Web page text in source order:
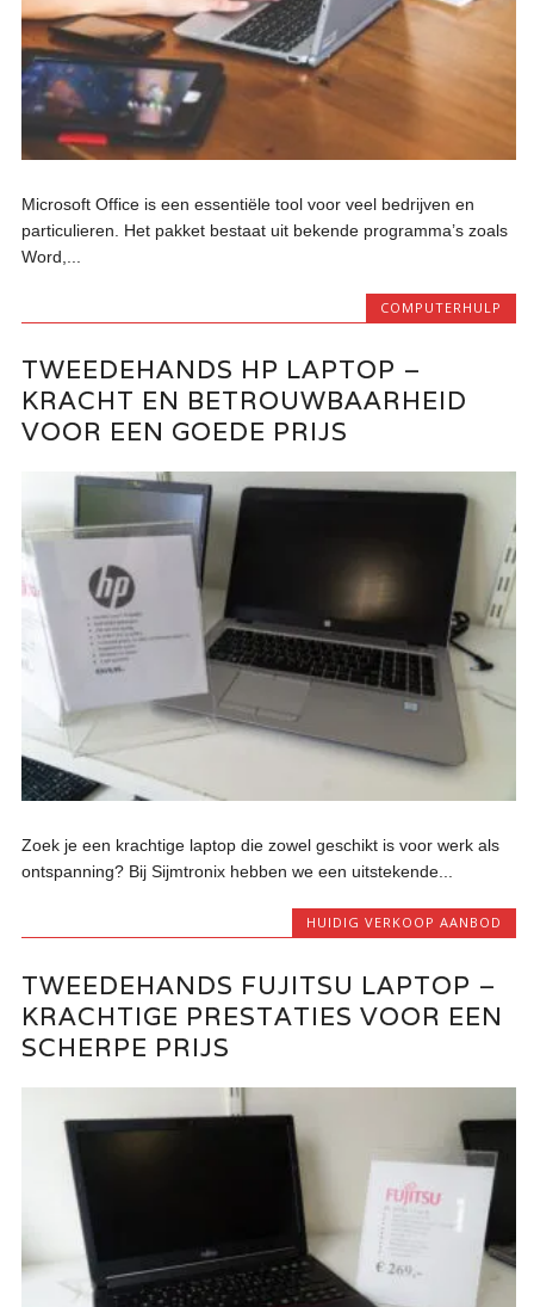
Microsoft Office is een essentiële tool voor veel bedrijven en
particulieren. Het pakket bestaat uit bekende programma’s zoals
Word,...
COMPUTERHULP
TWEEDEHANDS HP LAPTOP –
KRACHT EN BETROUWBAARHEID
VOOR EEN GOEDE PRIJS
Zoek je een krachtige laptop die zowel geschikt is voor werk als
ontspanning? Bij Sijmtronix hebben we een uitstekende...
HUIDIG VERKOOP AANBOD
TWEEDEHANDS FUJITSU LAPTOP –
KRACHTIGE PRESTATIES VOOR EEN
SCHERPE PRIJS